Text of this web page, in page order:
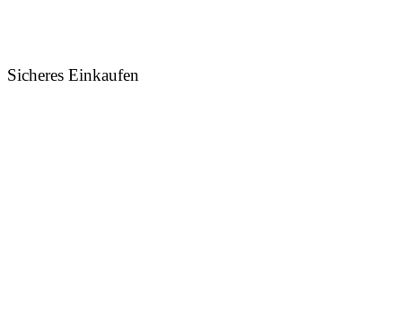
Sicheres Einkaufen